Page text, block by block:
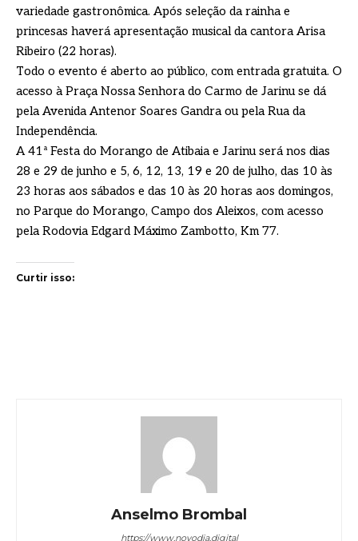
variedade gastronômica. Após seleção da rainha e
princesas haverá apresentação musical da cantora Arisa
Ribeiro (22 horas).
Todo o evento é aberto ao público, com entrada gratuita. O
acesso à Praça Nossa Senhora do Carmo de Jarinu se dá
pela Avenida Antenor Soares Gandra ou pela Rua da
Independência.
A 41ª Festa do Morango de Atibaia e Jarinu será nos dias
28 e 29 de junho e 5, 6, 12, 13, 19 e 20 de julho, das 10 às
23 horas aos sábados e das 10 às 20 horas aos domingos,
no Parque do Morango, Campo dos Aleixos, com acesso
pela Rodovia Edgard Máximo Zambotto, Km 77.
Curtir isso:
Anselmo Brombal
https://www.novodia.digital